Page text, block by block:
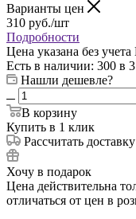
Варианты цен
310 руб./шт
Подробности
Цена указана без
Есть в наличии: 300 в
Нашли дешевле?
В корзину
Купить в 1 клик
Рассчитать доставку
Хочу в подарок
Цена действительна
отличаться от цен в